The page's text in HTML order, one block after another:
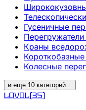
Гусеничные
Краны
Колесные
и еще 10 категорий...
LOVOL(35)